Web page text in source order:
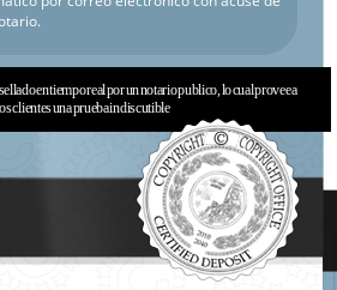
en tiempo real por un notario publico, lo cual provee a
clientes una prueba indiscutible